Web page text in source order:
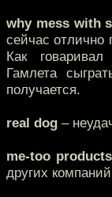
why mess with
сейчас отлично
Как
Гамлета
получается.
real dog –
me-too products
других